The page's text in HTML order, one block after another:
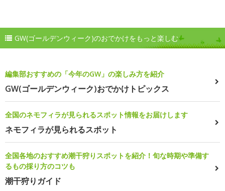
GW(ゴールデンウィーク)のおでかけをもっと楽しむ
編集部おすすめの「今年のGW」の楽しみ方を紹介
GW(ゴールデンウィーク)おでかけトピックス
全国のネモフィラが見られるスポット情報をお届けします
ネモフィラが見られるスポット
全国各地のおすすめ潮干狩りスポットを紹介！旬な時期や準備す
るもの採り方のコツも
潮干狩りガイド